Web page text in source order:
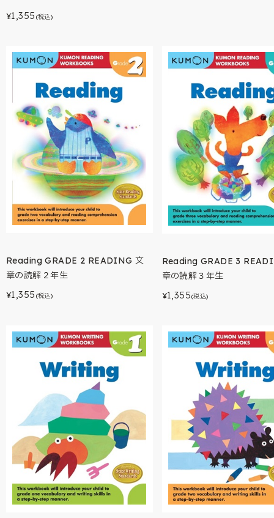
¥1,355 (税込)
Reading GRADE 2 READING 文
章の読解２年生
¥1,355 (税込)
Reading GRADE 3
章の読解３年生
¥1,355(税込)